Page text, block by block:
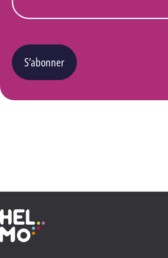
S’abonner
Haute École Libre Mosane